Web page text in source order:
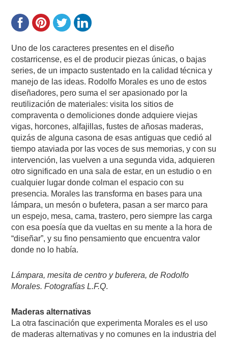
Uno de los caracteres presentes en el diseño
costarricense, es el de producir piezas únicas, o bajas
series, de un impacto sustentado en la calidad técnica y
manejo de las ideas. Rodolfo Morales es uno de estos
diseñadores, pero suma el ser apasionado por la
reutilización de materiales: visita los sitios de
compraventa o demoliciones donde adquiere viejas
vigas, horcones, alfajillas, fustes de añosas maderas,
quizás de alguna casona de esas antiguas que cedió al
tiempo ataviada por las voces de sus memorias, y con su
intervención, las vuelven a una segunda vida, adquieren
otro significado en una sala de estar, en un estudio o en
cualquier lugar donde colman el espacio con su
presencia. Morales las transforma en bases para una
lámpara, un mesón o bufetera, pasan a ser marco para
un espejo, mesa, cama, trastero, pero siempre las carga
con esa poesía que da vueltas en su mente a la hora de
“diseñar”, y su fino pensamiento que encuentra valor
donde no lo había.
Lámpara, mesita de centro y buferera, de Rodolfo
Morales. Fotografías L.F.Q.
Maderas alternativas
La otra fascinación que experimenta Morales es el uso
de maderas alternativas y no comunes en la industria del